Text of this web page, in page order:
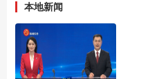
本地新闻